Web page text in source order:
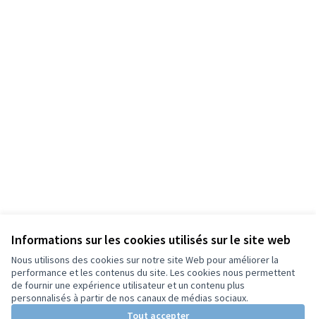
Informations sur les cookies utilisés sur le site web
Nous utilisons des cookies sur notre site Web pour améliorer la
performance et les contenus du site. Les cookies nous permettent
de fournir une expérience utilisateur et un contenu plus
personnalisés à partir de nos canaux de médias sociaux.
Tout accepter